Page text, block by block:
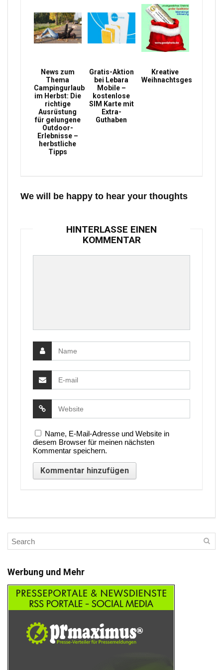
News zum
Thema
Campingurlaub
im Herbst: Die
richtige
Ausrüstung
für gelungene
Outdoor-
Erlebnisse –
herbstliche
Tipps
Gratis-Aktion
bei Lebara
Mobile –
kostenlose
SIM Karte mit
Extra-
Guthaben
Kreative
Weihnachtsgeschenke
We will be happy to hear your thoughts
HINTERLASSE EINEN
KOMMENTAR
Name, E-Mail-Adresse und Website in
diesem Browser für meinen nächsten
Kommentar speichern.
Werbung und Mehr